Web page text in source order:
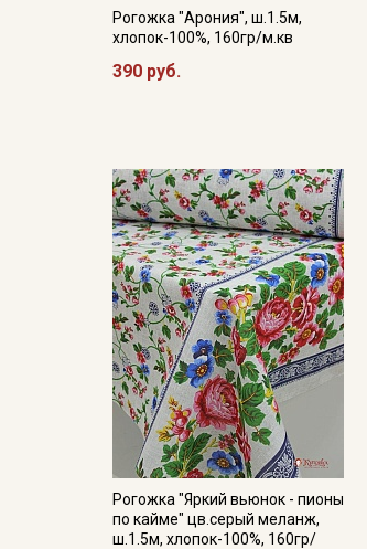
Рогожка "Арония", ш.1.5м,
хлопок-100%, 160гр/м.кв
390 руб.
Рогожка "Яркий вьюнок - пионы
по кайме" цв.серый меланж,
ш.1.5м, хлопок-100%, 160гр/